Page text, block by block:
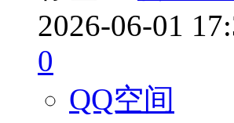
2026-06-01
0
QQ空间